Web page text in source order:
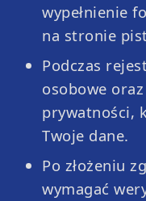
wypełnienie
na stronie
Podczas
osobowe
prywatności,
Twoje dane.
Po złożeniu
wymagać